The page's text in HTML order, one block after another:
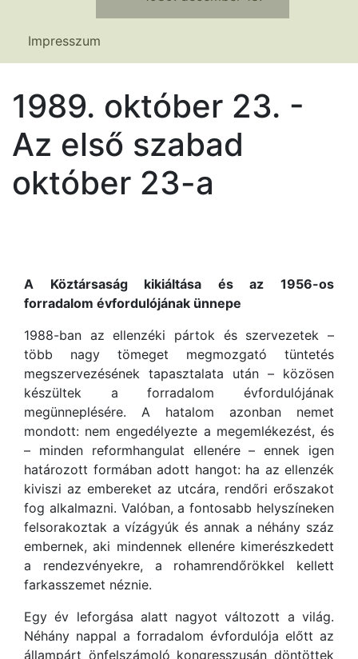
Impresszum
1989. október 23. -
Az első szabad
október 23-a
A Köztársaság kikiáltása és az 1956-os
forradalom évfordulójának ünnepe
1988-ban az ellenzéki pártok és szervezetek –
több nagy tömeget megmozgató tüntetés
megszervezésének tapasztalata után – közösen
készültek a forradalom évfordulójának
megünneplésére. A hatalom azonban nemet
mondott: nem engedélyezte a megemlékezést, és
– minden reformhangulat ellenére – ennek igen
határozott formában adott hangot: ha az ellenzék
kiviszi az embereket az utcára, rendőri erőszakot
fog alkalmazni. Valóban, a fontosabb helyszíneken
felsorakoztak a vízágyúk és annak a néhány száz
embernek, aki mindennek ellenére kimerészkedett
a rendezvényekre, a rohamrendőrökkel kellett
farkasszemet néznie.
Egy év leforgása alatt nagyot változott a világ.
Néhány nappal a forradalom évfordulója előtt az
állampárt önfelszámoló kongresszusán döntöttek